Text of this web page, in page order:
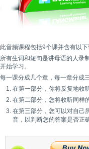
此音频课程包括9个课并含有以
所有生词和短句是讲母语的人录
开始学习。
每一课分成几个章，每一章分成
在第一部分，你将反复地收
在第二部分，您将收听同样
在第三部分，您可以对自己
音，以判断您的答案是否正确